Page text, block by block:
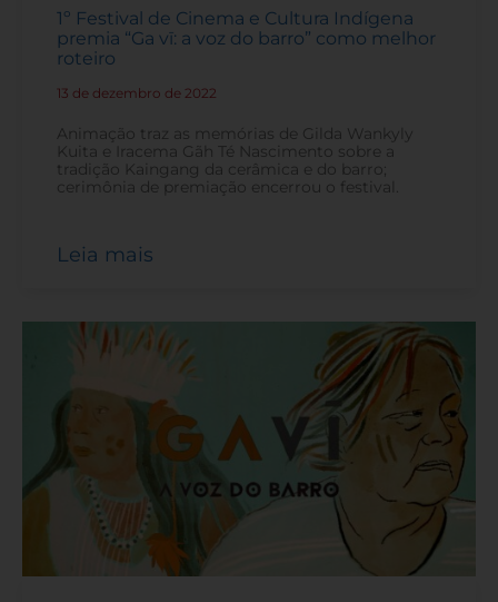
1º Festival de Cinema e Cultura Indígena
premia “Ga vī: a voz do barro” como melhor
roteiro
13 de dezembro de 2022
Animação traz as memórias de Gilda Wankyly
Kuita e Iracema Gãh Té Nascimento sobre a
tradição Kaingang da cerâmica e do barro;
cerimônia de premiação encerrou o festival.
Leia mais